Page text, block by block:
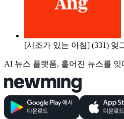
[시조가 있는 아침] (331) 엊
AI 뉴스 플랫폼, 흩어진 뉴스를 잇